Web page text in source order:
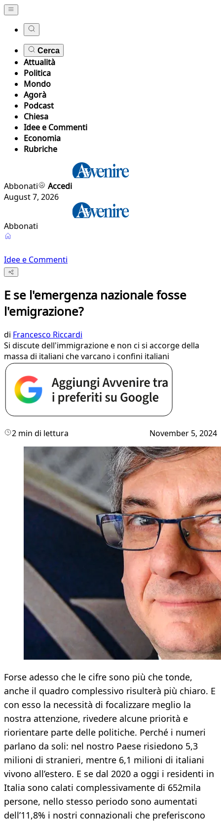
Cerca
Attualità
Politica
Mondo
Agorà
Podcast
Chiesa
Idee e Commenti
Economia
Rubriche
Abbonati
Accedi
August 7, 2026
Abbonati
Idee e Commenti
E se l'emergenza nazionale fosse
l'emigrazione?
di Francesco Riccardi
Si discute dell'immigrazione e non ci si accorge della
massa di italiani che varcano i confini italiani
2 min di lettura November 5, 2024
Forse adesso che le cifre sono più che tonde,
anche il quadro complessivo risulterà più chiaro. E
con esso la necessità di focalizzare meglio la
nostra attenzione, rivedere alcune priorità e
riorientare parte delle politiche. Perché i numeri
parlano da soli: nel nostro Paese risiedono 5,3
milioni di stranieri, mentre 6,1 milioni di italiani
vivono all’estero. E se dal 2020 a oggi i residenti in
Italia sono calati complessivamente di 652mila
persone, nello stesso periodo sono aumentati
dell’11,8% i nostri connazionali che preferiscono